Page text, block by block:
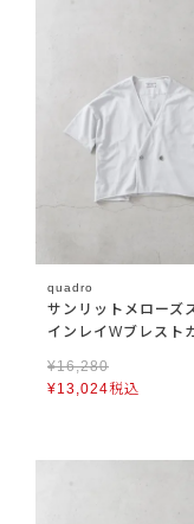
quadro
サンリットメローズ
インレイWブレスト
¥16,280
¥13,024税込